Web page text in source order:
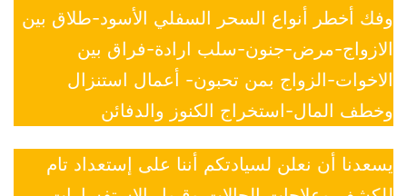
وفك أخطر أنواع السحر السفلي الأسود-طلاق بين
الازواج-مرض-جنون-سلب ارادة-فراق بين
الاخوات-الزواج بمن تحبون- أعمال استنزال
وخطف المال-استخراج الكنوز والدفائن
يسعدنا أن نعلن لسيادتكم أننا على إستعداد تام